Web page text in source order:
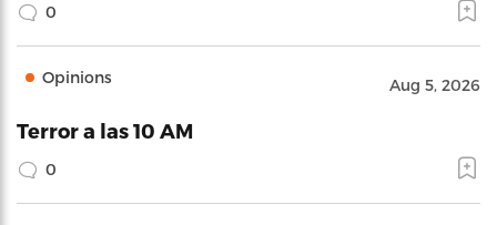
0
Opinions Aug 5, 2026
Terror a las 10 AM
0